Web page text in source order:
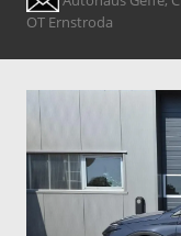
OT Ernstroda